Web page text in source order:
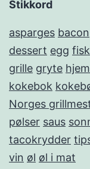
Stikkord
asparges bacon
dessert egg fisk
grille gryte
kokebok
Norges
pølser saus
tacokrydder
vin øl øl i mat